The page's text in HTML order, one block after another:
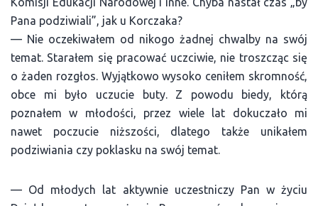
Pana podziwiali”, jak u Korczaka?
— Nie oczekiwałem od nikogo żadnej chwalby na swój
temat. Starałem się pracować uczciwie, nie troszcząc się
o żaden rozgłos. Wyjątkowo wysoko ceniłem skromność,
obce mi było uczucie buty. Z powodu biedy, którą
poznałem w młodości, przez wiele lat dokuczało mi
nawet poczucie niższości, dlatego także unikałem
podziwiania czy poklasku na swój temat.
— Od młodych lat aktywnie uczestniczy Pan w życiu